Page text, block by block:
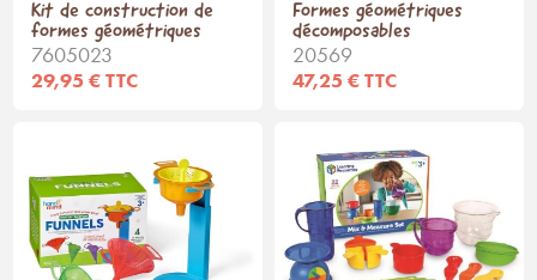
Kit de construction de
formes géométriques
7605023
29,95 € TTC
Formes géométriques
décomposables
20569
47,25 € TTC